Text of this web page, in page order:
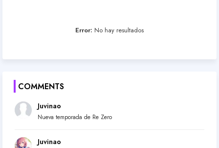
Error: No hay resultados
COMMENTS
Juvinao
Nueva temporada de Re Zero
Juvinao